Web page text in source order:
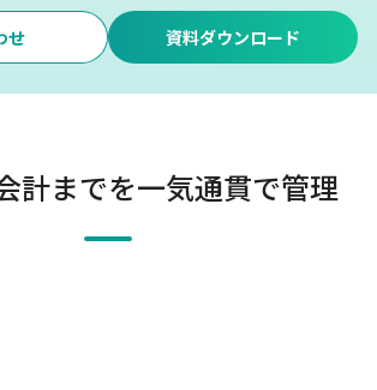
せ 資料ダウンロード
計までを一気通貫で管理